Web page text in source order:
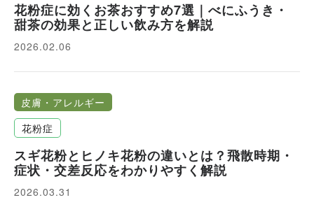
花粉症に効くお茶おすすめ7選｜べにふうき・
甜茶の効果と正しい飲み方を解説
2026.02.06
皮膚・アレルギー
花粉症
スギ花粉とヒノキ花粉の違いとは？飛散時期・
症状・交差反応をわかりやすく解説
2026.03.31